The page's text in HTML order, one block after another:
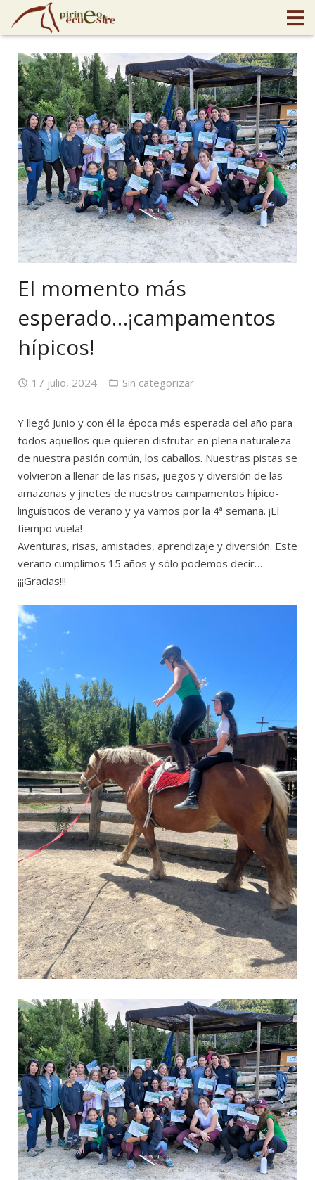
El momento más
esperado…¡campamentos
hípicos!
17 julio, 2024 Sin categorizar
Y llegó Junio y con él la época más esperada del año para
todos aquellos que quieren disfrutar en plena naturaleza
de nuestra pasión común, los caballos. Nuestras pistas se
volvieron a llenar de las risas, juegos y diversión de las
amazonas y jinetes de nuestros campamentos hípico-
lingüísticos de verano y ya vamos por la 4ª semana. ¡El
tiempo vuela!
Aventuras, risas, amistades, aprendizaje y diversión. Este
verano cumplimos 15 años y sólo podemos decir…
¡¡¡Gracias!!!